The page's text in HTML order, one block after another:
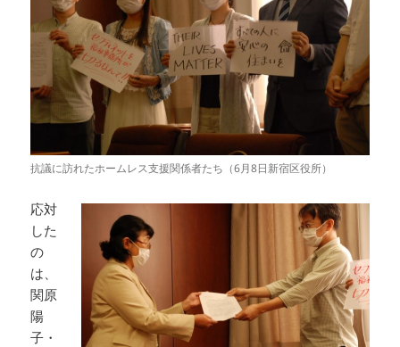
抗議に訪れたホームレス支援関係者たち（6月8日新宿区役所）
応対
した
の
は、
関原
陽
子・